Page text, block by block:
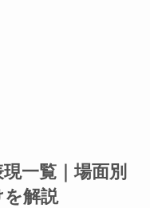
一覧｜場面別
を解説